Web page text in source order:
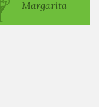
Margarita